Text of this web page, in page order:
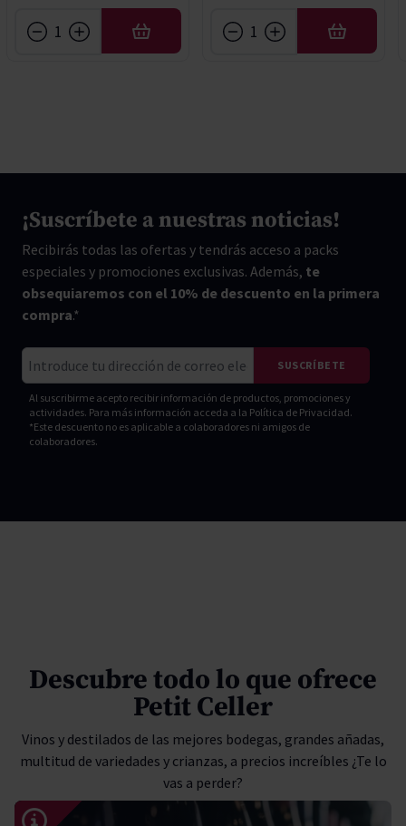
AÑADIR AÑADIR
¡Suscríbete a nuestras noticias!
Recibirás todas las ofertas y tendrás acceso a packs
especiales y promociones exclusivas. Además, te
obsequiaremos con el 10% de descuento en la primera
compra.*
SUSCRÍBETE
Al suscribirme acepto recibir información de productos, promociones y
actividades. Para más información acceda a la Política de Privacidad.
*Este descuento no es aplicable a colaboradores ni amigos de
colaboradores.
Descubre todo lo que ofrece
Petit Celler
Vinos y destilados de las mejores bodegas, grandes añadas,
multitud de variedades y crianzas, a precios increíbles ¿Te lo
vas a perder?